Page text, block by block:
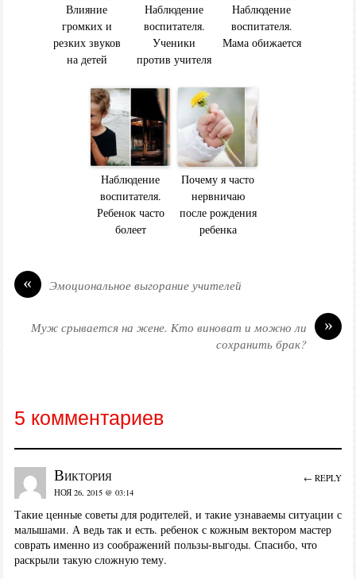
Влияние
громких и
резких звуков
на детей
Наблюдение
воспитателя.
Ученики
против учителя
Наблюдение
воспитателя.
Мама обижается
Наблюдение
воспитателя.
Ребенок часто
болеет
Почему я часто
нервничаю
после рождения
ребенка
« Эмоциональное выгорание учителей
»
Муж срывается на жене. Кто виноват и можно ли
сохранить брак?
5 комментариев
Виктория
НОЯ 26, 2015 @ 03:14
Такие ценные советы для родителей, и такие узнаваемы ситуации с
малышами. А ведь так и есть. ребенок с кожным вектором мастер
соврать именно из соображений пользы-выгоды. Спасибо, что
раскрыли такую сложную тему.
← REPLY